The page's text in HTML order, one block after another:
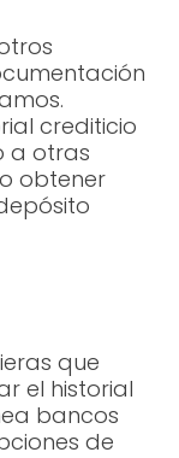
crediticio
a otras
obtener
que
el historial
bancos
de